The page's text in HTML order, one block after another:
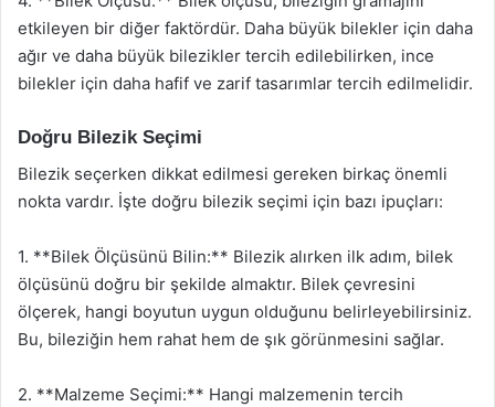
etkileyen bir diğer faktördür. Daha büyük bilekler için daha
ağır ve daha büyük bilezikler tercih edilebilirken, ince
bilekler için daha hafif ve zarif tasarımlar tercih edilmelidir.
Doğru Bilezik Seçimi
Bilezik seçerken dikkat edilmesi gereken birkaç önemli
nokta vardır. İşte doğru bilezik seçimi için bazı ipuçları:
1. **Bilek Ölçüsünü Bilin:** Bilezik alırken ilk adım, bilek
ölçüsünü doğru bir şekilde almaktır. Bilek çevresini
ölçerek, hangi boyutun uygun olduğunu belirleyebilirsiniz.
Bu, bileziğin hem rahat hem de şık görünmesini sağlar.
2. **Malzeme Seçimi:** Hangi malzemenin tercih